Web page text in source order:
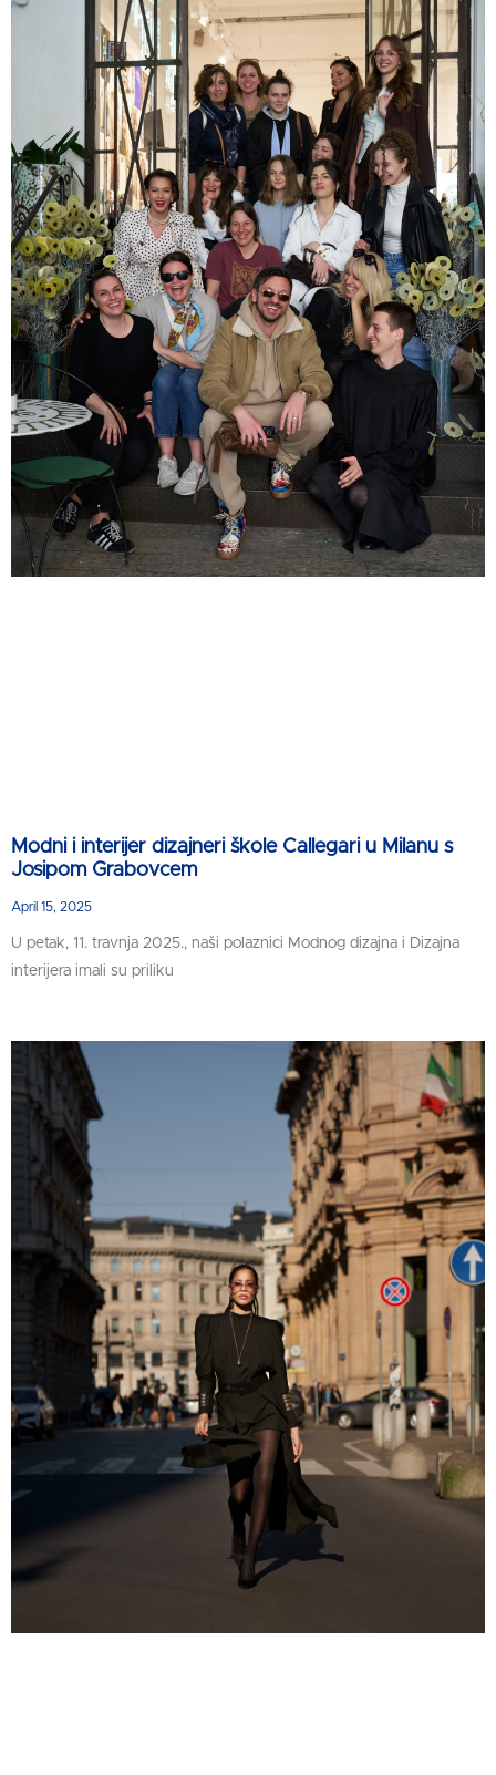
Modni i interijer dizajneri škole Callegari u Milanu s
Josipom Grabovcem
April 15, 2025
U petak, 11. travnja 2025., naši polaznici Modnog dizajna i Dizajna
interijera imali su priliku